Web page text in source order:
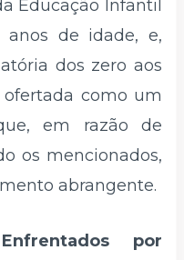
Educação Infantil
de idade, e,
dos zero aos
como um
em razão de
os mencionados,
abrangente.
por